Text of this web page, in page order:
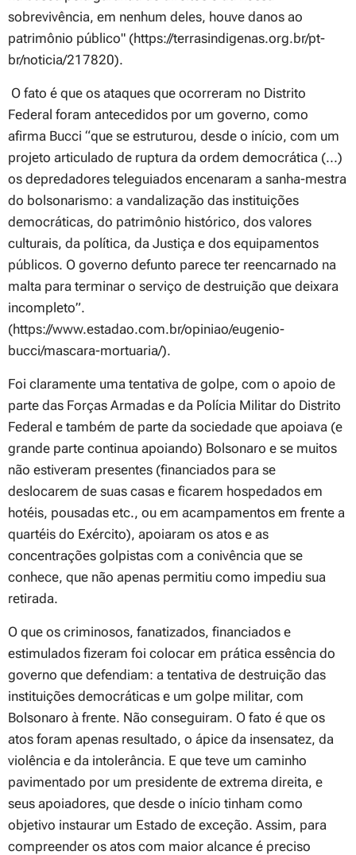
sobrevivência, em nenhum deles, houve danos ao
patrimônio público" (https://terrasindigenas.org.br/pt-
br/noticia/217820).
O fato é que os ataques que ocorreram no Distrito
Federal foram antecedidos por um governo, como
afirma Bucci “que se estruturou, desde o início, com um
projeto articulado de ruptura da ordem democrática (...)
os depredadores teleguiados encenaram a sanha-mestra
do bolsonarismo: a vandalização das instituições
democráticas, do patrimônio histórico, dos valores
culturais, da política, da Justiça e dos equipamentos
públicos. O governo defunto parece ter reencarnado na
malta para terminar o serviço de destruição que deixara
incompleto”.
(https://www.estadao.com.br/opiniao/eugenio-
bucci/mascara-mortuaria/).
Foi claramente uma tentativa de golpe, com o apoio de
parte das Forças Armadas e da Polícia Militar do Distrito
Federal e também de parte da sociedade que apoiava (e
grande parte continua apoiando) Bolsonaro e se muitos
não estiveram presentes (financiados para se
deslocarem de suas casas e ficarem hospedados em
hotéis, pousadas etc., ou em acampamentos em frente a
quartéis do Exército), apoiaram os atos e as
concentrações golpistas com a conivência que se
conhece, que não apenas permitiu como impediu sua
retirada.
O que os criminosos, fanatizados, financiados e
estimulados fizeram foi colocar em prática essência do
governo que defendiam: a tentativa de destruição das
instituições democráticas e um golpe militar, com
Bolsonaro à frente. Não conseguiram. O fato é que os
atos foram apenas resultado, o ápice da insensatez, da
violência e da intolerância. E que teve um caminho
pavimentado por um presidente de extrema direita, e
seus apoiadores, que desde o início tinham como
objetivo instaurar um Estado de exceção. Assim, para
compreender os atos com maior alcance é preciso